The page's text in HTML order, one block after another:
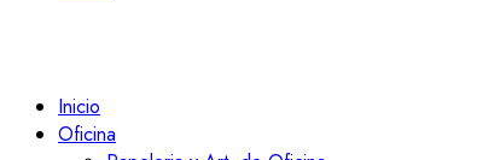
Inicio
Oficina